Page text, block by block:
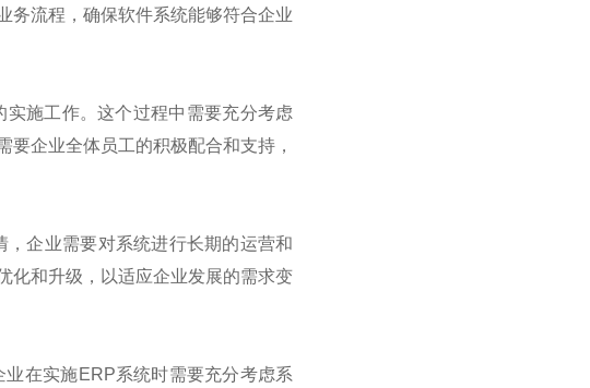
务流程，确保软件系统能够符合企业
施工作。这个过程中需要充分考虑
企业全体员工的积极配合和支持，
企业需要对系统进行长期的运营和
化和升级，以适应企业发展的需求变
业在实施ERP系统时需要充分考虑系